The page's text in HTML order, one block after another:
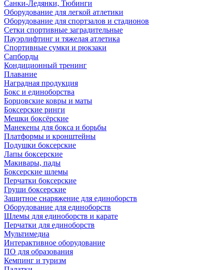
Санки-Ледянки, Тюбинги
Оборудование для легкой атлетики
Оборудование для спортзалов и стадионов
Сетки спортивные заградительные
Пауэрлифтинг и тяжелая атлетика
Спортивные сумки и рюкзаки
Сапборды
Кондиционный тренинг
Плавание
Наградная продукция
Бокс и единоборства
Борцовские ковры и маты
Боксерские ринги
Мешки боксёрские
Манекены для бокса и борьбы
Платформы и кронштейны
Подушки боксерские
Лапы боксерские
Макивары, пады
Боксерские шлемы
Перчатки боксерские
Груши боксерские
Защитное снаряжение для единоборств
Оборудование для единоборств
Шлемы для единоборств и карате
Перчатки для единоборств
Мультимедиа
Интерактивное оборудование
ПО для образования
Кемпинг и туризм